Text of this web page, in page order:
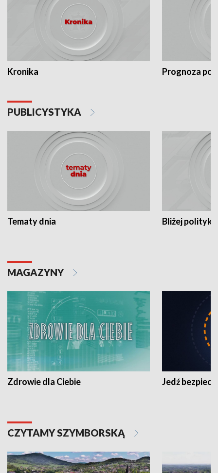
Kronika Prognoza
PUBLICYSTYKA
Tematy dnia Bliżej polityki
MAGAZYNY
Zdrowie dla Ciebie Jedź
CZYTAMY SZYMBORSKĄ